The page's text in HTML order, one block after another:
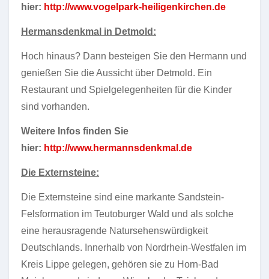
hier: http://www.vogelpark-heiligenkirchen.de
Hermansdenkmal in Detmold:
Hoch hinaus? Dann besteigen Sie den Hermann und
genießen Sie die Aussicht über Detmold. Ein
Restaurant und Spielgelegenheiten für die Kinder
sind vorhanden.
Weitere Infos finden Sie
hier: http://www.hermannsdenkmal.de
Die Externsteine:
Die Externsteine sind eine markante Sandstein-
Felsformation im Teutoburger Wald und als solche
eine herausragende Natursehenswürdigkeit
Deutschlands. Innerhalb von Nordrhein-Westfalen im
Kreis Lippe gelegen, gehören sie zu Horn-Bad